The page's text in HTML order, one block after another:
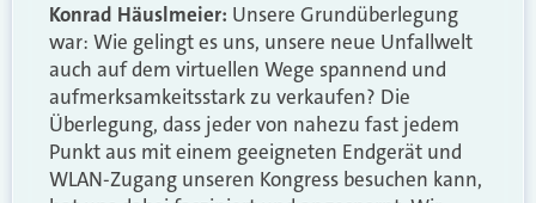
Konrad Häuslmeier: Unsere Grundüberlegung
war: Wie gelingt es uns, unsere neue Unfallwelt
auch auf dem virtuellen Wege spannend und
aufmerksamkeitsstark zu verkaufen? Die
Überlegung, dass jeder von nahezu fast jedem
Punkt aus mit einem geeigneten Endgerät und
WLAN-Zugang unseren Kongress besuchen kann,